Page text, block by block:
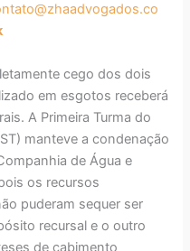
cego dos dois
em esgotos receberá
A Primeira Turma do
manteve a condenação
de Água e
os recursos
puderam sequer ser
recursal e o outro
de cabimento